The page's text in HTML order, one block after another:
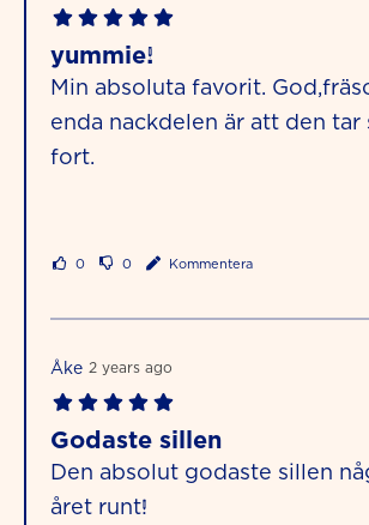
yummie!
Min absoluta favorit.
enda nackdelen är att den tar
fort.
0 0 Kommentera
Åke 2 years ago
Godaste sillen
Den absolut godaste sillen
året runt!